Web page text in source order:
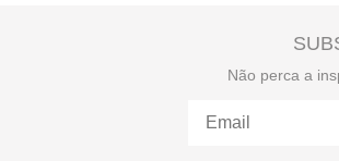
Não perca a